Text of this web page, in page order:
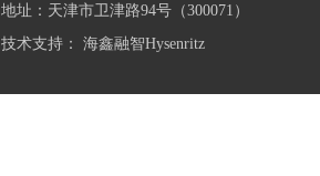
地址：天津市卫津路94号（300071）
技术支持： 海鑫融智Hysenritz